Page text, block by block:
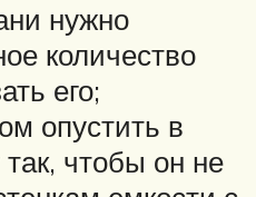
нужно
количество
его;
опустить в
чтобы он не